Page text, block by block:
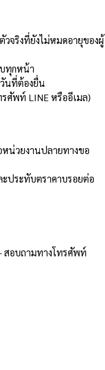
จริงที่ยังไม่หมดอายุของผู้
ทุกหน้า
นที่ต้องยื่น
ศัพท์ LINE หรืออีเมล)
หน่วยงานปลายทางขอ
ประทับตราคาบรอยต่อ
สอบถามทางโทรศัพท์